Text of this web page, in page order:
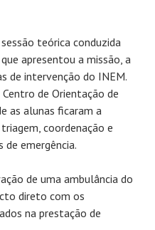
teórica conduzida
apresentou a missão, a
de intervenção do INEM.
de Orientação de
as alunas ficaram a
coordenação e
emergência.
de uma ambulância do
direto com os
na prestação de